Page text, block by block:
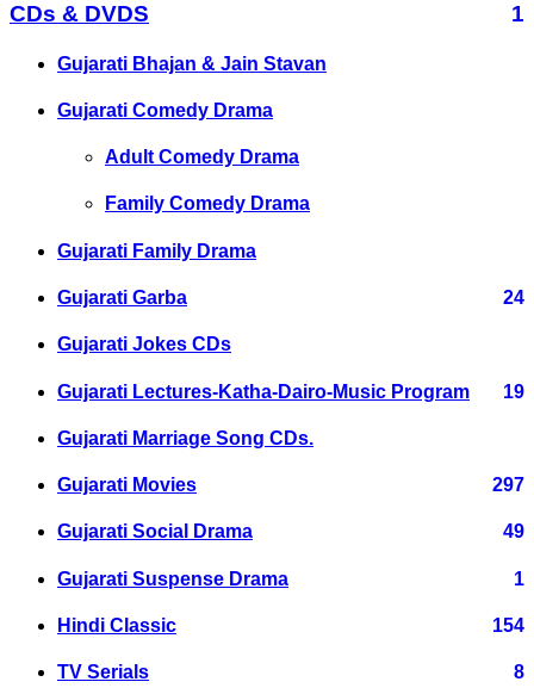
CDs & DVDS 1
Gujarati Bhajan & Jain Stavan
Gujarati Comedy Drama
Adult Comedy Drama
Family Comedy Drama
Gujarati Family Drama
Gujarati Garba 24
Gujarati Jokes CDs
Gujarati Lectures-Katha-Dairo-Music Program 19
Gujarati Marriage Song CDs.
Gujarati Movies 297
Gujarati Social Drama 49
Gujarati Suspense Drama 1
Hindi Classic 154
TV Serials 8